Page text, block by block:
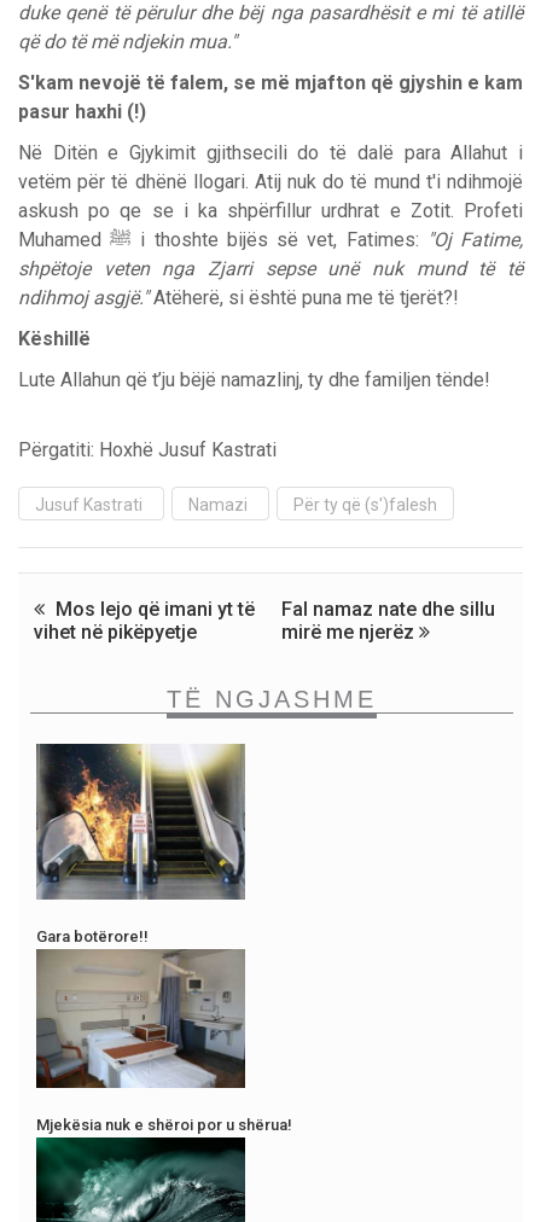
duke qenë të përulur dhe bëj nga pasardhësit e mi të atillë
që do të më ndjekin mua."
S'kam nevojë të falem, se më mjafton që gjyshin e kam
pasur haxhi (!)
Në Ditën e Gjykimit gjithsecili do të dalë para Allahut i
vetëm për të dhënë llogari. Atij nuk do të mund t'i ndihmojë
askush po qe se i ka shpërfillur urdhrat e Zotit. Profeti
Muhamed ﷺ i thoshte bijës së vet, Fatimes: "Oj Fatime,
shpëtoje veten nga Zjarri sepse unë nuk mund të të
ndihmoj asgjë."Atëherë, si është puna me të tjerët?!
Këshillë
Lute Allahun që t’ju bëjë namazlinj, ty dhe familjen tënde!
Përgatiti: Hoxhë Jusuf Kastrati
Jusuf Kastrati Namazi Për ty që (s')falesh
Mos lejo që imani yt të
vihet në pikëpyetje
Fal namaz nate dhe sillu
mirë me njerëz
TË NGJASHME
Gara botërore!!
Mjekësia nuk e shëroi por u shërua!